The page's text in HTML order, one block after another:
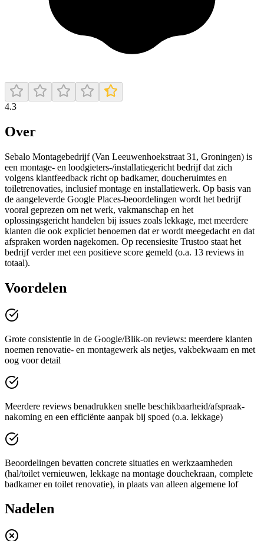
4.3
Over
Sebalo Montagebedrijf (Van Leeuwenhoekstraat 31, Groningen) is
een montage- en loodgieters-/installatiegericht bedrijf dat zich
volgens klantfeedback richt op badkamer, doucheruimtes en
toiletrenovaties, inclusief montage en installatiewerk. Op basis van
de aangeleverde Google Places-beoordelingen wordt het bedrijf
vooral geprezen om net werk, vakmanschap en het
oplossingsgericht handelen bij issues zoals lekkage, met meerdere
klanten die ook expliciet benoemen dat er wordt meegedacht en dat
afspraken worden nagekomen. Op recensiesite Trustoo staat het
bedrijf verder met een positieve score gemeld (o.a. 13 reviews in
totaal).
Voordelen
Grote consistentie in de Google/Blik-on reviews: meerdere klanten
noemen renovatie- en montagewerk als netjes, vakbekwaam en met
oog voor detail
Meerdere reviews benadrukken snelle beschikbaarheid/afspraak-
nakoming en een efficiënte aanpak bij spoed (o.a. lekkage)
Beoordelingen bevatten concrete situaties en werkzaamheden
(hal/toilet vernieuwen, lekkage na montage douchekraan, complete
badkamer en toilet renovatie), in plaats van alleen algemene lof
Nadelen